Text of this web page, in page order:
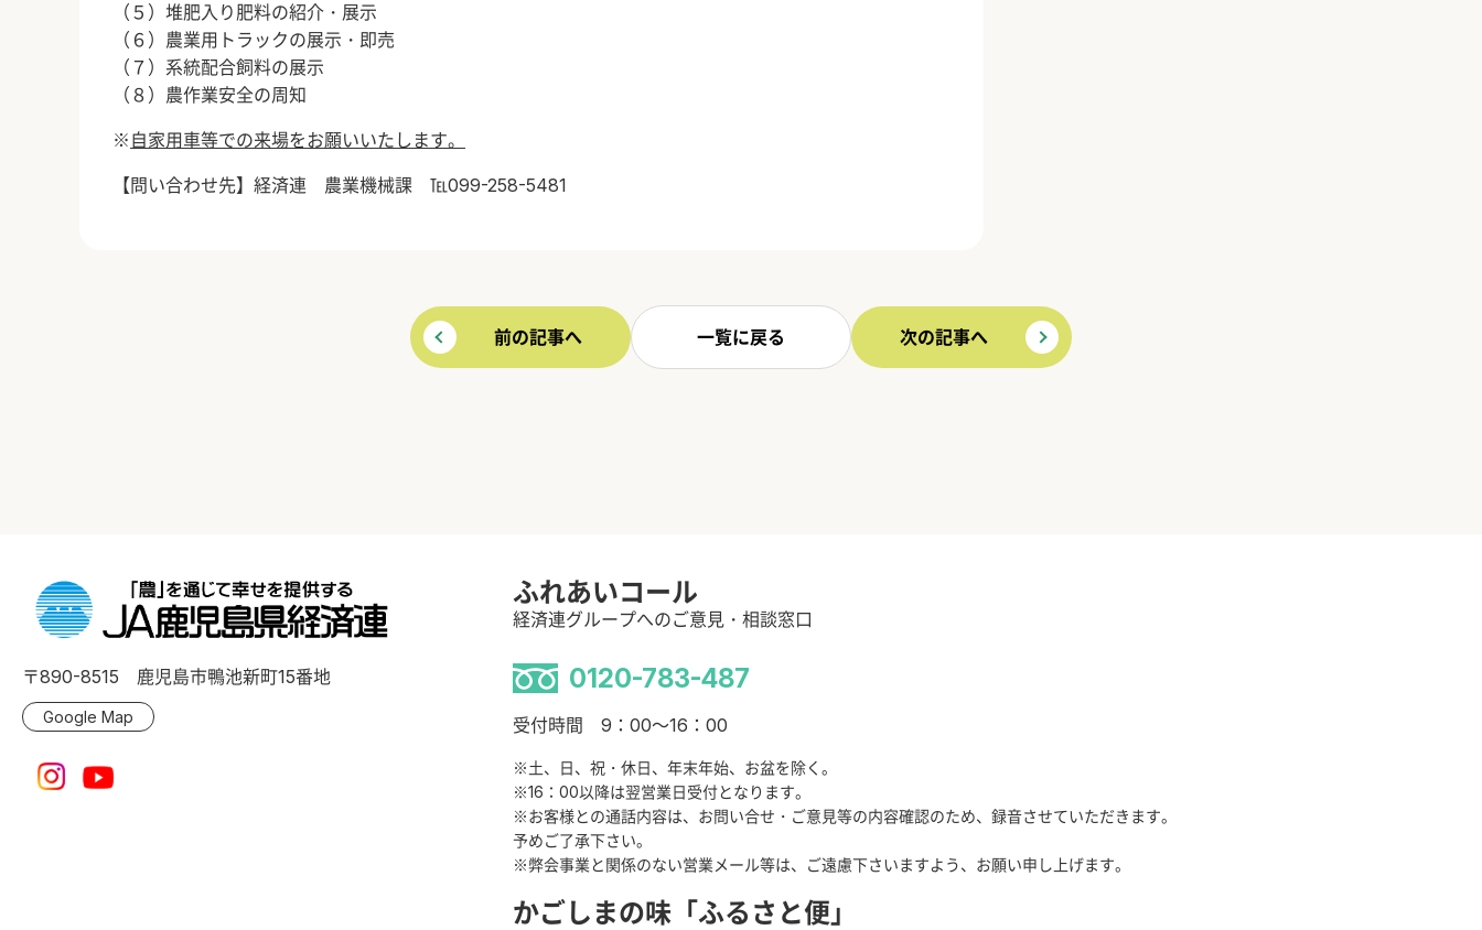
（５）堆肥入り肥料の紹介・展示
（６）農業用トラックの展示・即売
（７）系統配合飼料の展示
（８）農作業安全の周知
※ 自家用車等での来場をお願いいたします。
【問い合わせ先】経済連 農業機械課 ℡099-258-5481
前の記事へ 一覧に戻る 次の記事へ
〒890-8515 鹿児島市鴨池新町15番地
Google Map
ふれあいコール
経済連グループへのご意見・相談窓口
0120-783-487
受付時間 9：00～16：00
※土、日、祝・休日、年末年始、お盆を除く。
※16：00以降は翌営業日受付となります。
※お客様との通話内容は、お問い合せ・ご意見等の内容確認のため、録音させていただきます。
予めご了承下さい。
※弊会事業と関係のない営業メール等は、ご遠慮下さいますよう、お願い申し上げます。
かごしまの味「ふるさと便」